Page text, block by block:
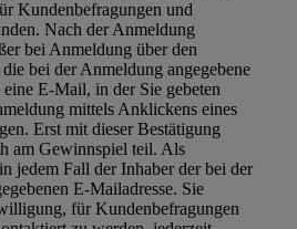
Kundenbefragungen und
Nach der Anmeldung
bei Anmeldung über den
bei der Anmeldung angegebene
E-Mail, in der Sie gebeten
mittels Anklickens eines
Erst mit dieser Bestätigung
am Gewinnspiel teil. Als
jedem Fall der Inhaber der bei der
E-Mailadresse. Sie
für Kundenbefragungen